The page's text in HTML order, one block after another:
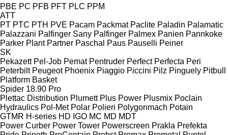
PBE PC PFB PFT PLC PPM
ATT
PT PTC PTH PVE Pacam Packmat Paclite Paladin Palamatic
Palazzani Palfinger Sany Palfinger Palmex Panien Pannkoke
Parker Plant Partner Paschal Paus Pauselli Peiner
SK
Pekazett Pel-Job Pemat Pentruder Perfect Perfecta Peri
Peterbilt Peugeot Phoenix Piaggio Piccini Pilz Pinguely Pitbull
Platform Basket
Spider 18.90 Pro
Plettac Distribution Plumett Plus Power Plusmix Poclain
Hydraulics Pol-Met Polar Polieri Polygonmach Potain
GTMR H-series HD IGO MC MD MDT
Power Curber Power Tower Powerscreen Prakla Prefekta